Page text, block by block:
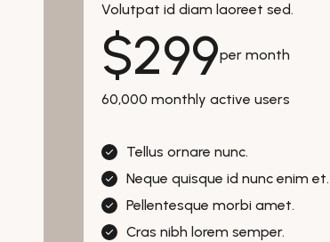
Volutpat id diam laoreet sed.
$299per month
60,000 monthly active users
Tellus ornare nunc.
Neque quisque id nunc enim et.
Pellentesque morbi amet.
Cras nibh lorem semper.